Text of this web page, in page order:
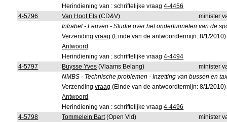
Herindiening van : schriftelijke vraag4-4456
4-5796
Van Hoof Els (CD&V)
minister
Infrabel - Leuven - Studie over het ondertunnelen van de
Verzendingvraag (Einde van de antwoordtermijn: 8/1/2010)
Antwoord
Herindiening van : schriftelijke vraag4-4494
4-5797
Buysse Yves (Vlaams Belang)
minister
NMBS - Technische problemen - Inzetting van bussen en
Verzendingvraag (Einde van de antwoordtermijn: 8/1/2010)
Antwoord
Herindiening van : schriftelijke vraag4-4496
4-5798
Tommelein Bart(Open Vld)
minister